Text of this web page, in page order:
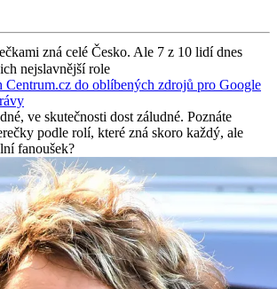
zná celé Česko. Ale 7 z 10 lidí dnes
nejslavnější role
Centrum.cz do oblíbených zdrojů pro Google
ve skutečnosti dost záludné. Poznáte
podle rolí, které zná skoro každý, ale
fanoušek?